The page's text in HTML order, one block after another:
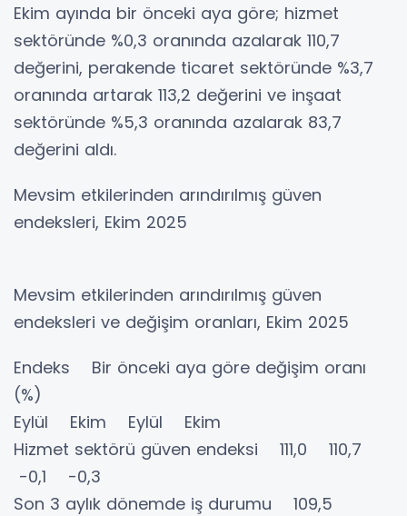
Ekim ayında bir önceki aya göre; hizmet
sektöründe %0,3 oranında azalarak 110,7
değerini, perakende ticaret sektöründe %3,7
oranında artarak 113,2 değerini ve inşaat
sektöründe %5,3 oranında azalarak 83,7
değerini aldı.
Mevsim etkilerinden arındırılmış güven
endeksleri, Ekim 2025
Mevsim etkilerinden arındırılmış güven
endeksleri ve değişim oranları, Ekim 2025
Endeks Bir önceki aya göre değişim oranı
(%)
Eylül Ekim Eylül Ekim
Hizmet sektörü güven endeksi 111,0 110,7
-0,1 -0,3
Son 3 aylık dönemde iş durumu 109,5